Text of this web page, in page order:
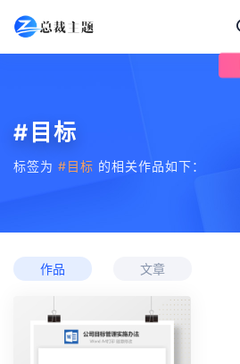
#目标
标签为 #目标 的相关作品如下：
作品 文章